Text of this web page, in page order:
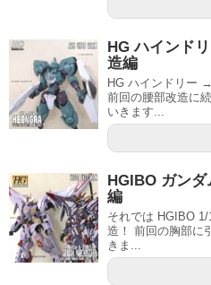
HG ハインド
造編
HG ハインドリー
前回の腰部改造に
いきます...
HGIBO ガン
編
それでは HGIBO
造！ 前回の胸部に
きま...